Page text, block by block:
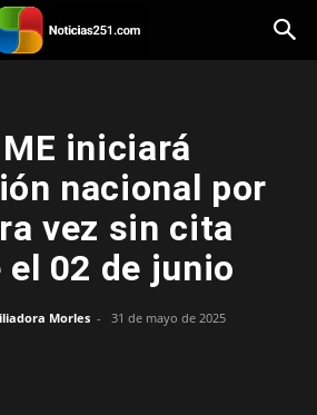
iniciará
nacional por
vez sin cita
el 02 de junio
Morles - 31 de mayo de 2025